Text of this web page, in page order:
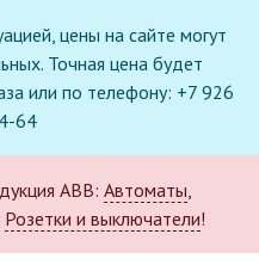
цены на сайте могут
Точная цена будет
или по телефону: +7 926
64
ABB: Автоматы,
Розетки и выключатели!